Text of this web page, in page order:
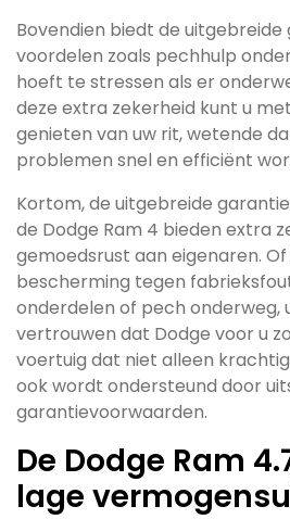
Bovendien biedt de
voordelen zoals pechhulp
hoeft te stressen als er
deze extra zekerheid kunt u
genieten van uw rit, wetende
problemen snel en efficiënt
Kortom, de uitgebreide
de Dodge Ram 4 bieden extra
gemoedsrust aan eigenaren.
bescherming tegen
onderdelen of pech onderweg,
vertrouwen dat Dodge voor u
voertuig dat niet alleen
ook wordt ondersteund door
garantievoorwaarden.
De Dodge Ram
lage